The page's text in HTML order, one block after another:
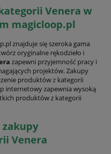
Venera w
magicloop.pl
znajduje się szeroka gama
oryginalne rękodzieło i
zapewni przyjemność pracy i
projektów. Zakupy
produktów z kategorii
internetowy zapewnia wysoką
produktów z kategorii
zakupy
Venera